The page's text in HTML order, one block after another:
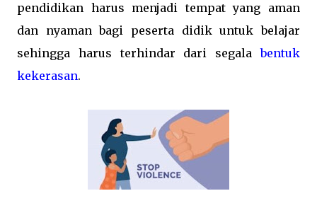
pendidikan harus menjadi tempat yang aman
dan nyaman bagi peserta didik untuk belajar
sehingga harus terhindar dari segalabentuk
kekerasan.